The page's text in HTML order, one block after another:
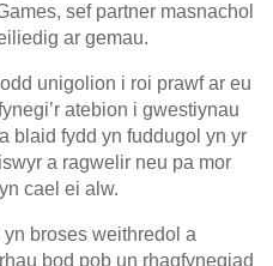
sef partner masnachol
ar gemau.
unigolion i roi prawf ar eu
atebion i gwestiynau
blaid fydd yn fuddugol yn yr
a ragwelir neu pa mor
cael ei alw.
broses weithredol a
bod pob un rhagfynegiad